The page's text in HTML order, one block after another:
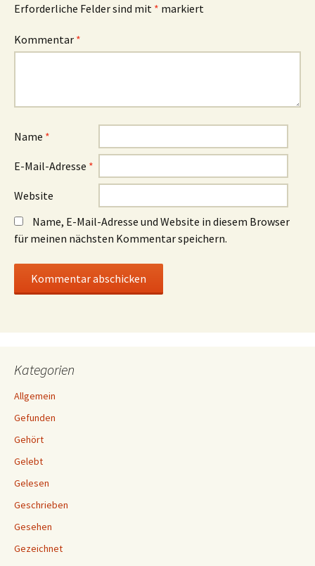
Erforderliche Felder sind mit * markiert
Kommentar *
Name *
E-Mail-Adresse *
Website
Name, E-Mail-Adresse und Website in diesem Browser
für meinen nächsten Kommentar speichern.
Kategorien
Allgemein
Gefunden
Gehört
Gelebt
Gelesen
Geschrieben
Gesehen
Gezeichnet